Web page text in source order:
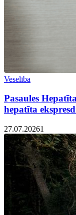
Veselība
Pasaules
hepatīta
27.07.20261